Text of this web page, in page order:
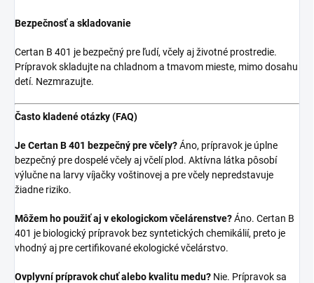
Bezpečnosť a skladovanie
Certan B 401 je bezpečný pre ľudí, včely aj životné prostredie.
Prípravok skladujte na chladnom a tmavom mieste, mimo dosahu
detí. Nezmrazujte.
Často kladené otázky (FAQ)
Je Certan B 401 bezpečný pre včely?Áno, prípravok je úplne
bezpečný pre dospelé včely aj včelí plod. Aktívna látka pôsobí
výlučne na larvy víjačky voštinovej a pre včely nepredstavuje
žiadne riziko.
Môžem ho použiť aj v ekologickom včelárenstve?Áno. Certan B
401 je biologický prípravok bez syntetických chemikálií, preto je
vhodný aj pre certifikované ekologické včelárstvo.
Ovplyvní prípravok chuť alebo kvalitu medu? Nie. Prípravok sa